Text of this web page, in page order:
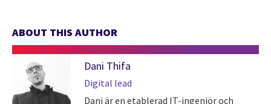
ABOUT THIS AUTHOR
Dani Thifa
Digital lead
Dani är en etablerad IT-ingenjör och